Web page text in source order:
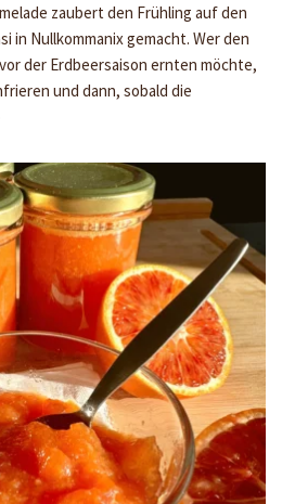
zaubert den Frühling auf den
in Nullkommanix gemacht. Wer den
der Erdbeersaison ernten möchte,
und dann, sobald die